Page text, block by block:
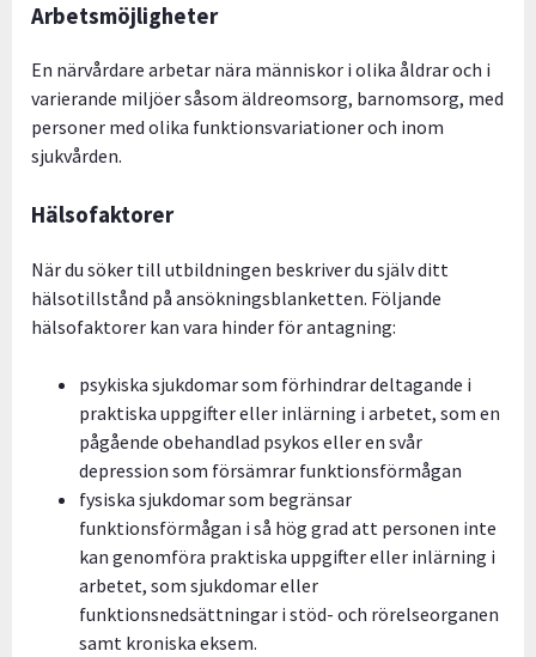
Arbetsmöjligheter
En närvårdare arbetar nära människor i olika åldrar och i
varierande miljöer såsom äldreomsorg, barnomsorg, med
personer med olika funktionsvariationer och inom
sjukvården.
Hälsofaktorer
När du söker till utbildningen beskriver du själv ditt
hälsotillstånd på ansökningsblanketten. Följande
hälsofaktorer kan vara hinder för antagning:
psykiska sjukdomar som förhindrar deltagande i
praktiska uppgifter eller inlärning i arbetet, som en
pågående obehandlad psykos eller en svår
depression som försämrar funktionsförmågan
fysiska sjukdomar som begränsar
funktionsförmågan i så hög grad att personen inte
kan genomföra praktiska uppgifter eller inlärning i
arbetet, som sjukdomar eller
funktionsnedsättningar i stöd- och rörelseorganen
samt kroniska eksem.